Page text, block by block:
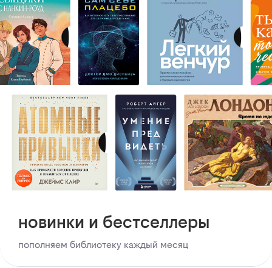
новинки и бестселлеры
пополняем библиотеку каждый месяц